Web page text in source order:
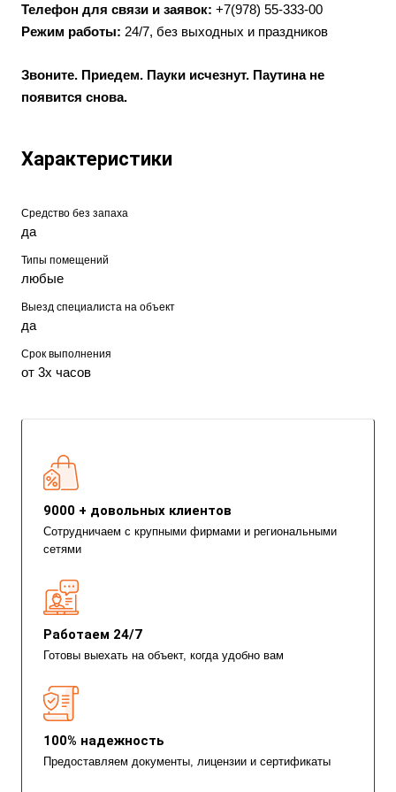
Телефон для связи и заявок: +7(978) 55-333-00
Режим работы: 24/7, без выходных и праздников
Звоните. Приедем. Пауки исчезнут. Паутина не
появится снова.
Характеристики
Средство без запаха
да
Типы помещений
любые
Выезд специалиста на объект
да
Срок выполнения
от 3х часов
9000 + довольных клиентов
Сотрудничаем с крупными фирмами и региональными
сетями
Работаем 24/7
Готовы выехать на объект, когда удобно вам
100% надежность
Предоставляем документы, лицензии и сертификаты